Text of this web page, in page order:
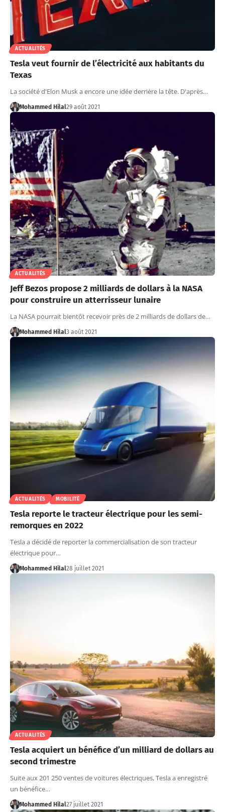
ACTUALITÉS
Tesla veut fournir de l’électricité aux habitants du
Texas
La société d'Elon Musk a encore une idée derrière la tête. D'après…
Mohammed Hilal29 août 2021
ACTUALITÉS
Jeff Bezos propose 2 milliards de dollars à la NASA
pour construire un atterrisseur lunaire
La NASA pourrait bientôt recevoir près de 2 milliards de dollars de…
Mohammed Hilal3 août 2021
ACTUALITÉS MOBILITÉ
Tesla reporte le tracteur électrique pour les semi-
remorques en 2022
Tesla a décidé de reporter la commercialisation de son tracteur
électrique pour…
Mohammed Hilal28 juillet 2021
ACTUALITÉS
Tesla acquiert un bénéfice d’un milliard de dollars au
second trimestre
Suite aux 201 250 ventes de voitures électriques, Tesla a enregistré
un bénéfice…
Mohammed Hilal27 juillet 2021